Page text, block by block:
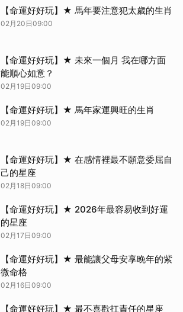
【命運好好玩】★ 馬年要注意犯太歲的生肖
02月20日09:00
【命運好好玩】★ 未來一個月 我在哪方面
能順心如意？
02月19日09:00
【命運好好玩】★ 馬年家運興旺的生肖
02月19日09:00
【命運好好玩】★ 在感情裡最不願意委屈自
己的星座
02月18日09:00
【命運好好玩】★ 2026年最容易收到好運
的星座
02月17日09:00
【命運好好玩】★ 最能讓父母安享晚年的紫
微命格
02月16日09:00
【命運好好玩】★ 最不喜歡扛責任的星座